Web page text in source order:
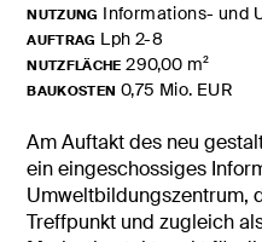
NUTZUNG Informations- und
AUFTRAG Lph 2-8
NUTZFLÄCHE 290,00 m²
BAUKOSTEN 0,75 Mio. EUR
Am Auftakt des neu
ein eingeschossiges
Umweltbildungszentrum,
Treffpunkt und zugleich